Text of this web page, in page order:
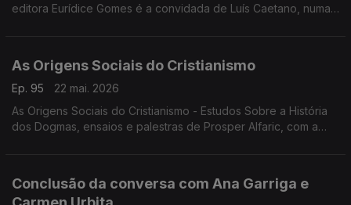
editora Eurídice Gomes é a convidada de Luís Caetano, numa
As Origens Sociais do Cristianismo
Ep. 95
22 mai. 2026
As Origens Sociais do Cristianismo - Estudos Sobre a História
dos Dogmas, ensaios e palestras de Prosper Alfaric, com a
Conclusão da conversa com Ana Garriga e